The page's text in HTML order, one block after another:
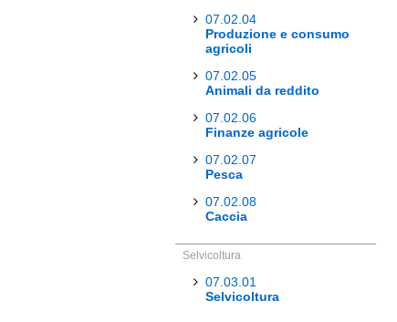
07.02.04
Produzione e consumo
agricoli
07.02.05
Animali da reddito
07.02.06
Finanze agricole
07.02.07
Pesca
07.02.08
Caccia
Selvicoltura
07.03.01
Selvicoltura